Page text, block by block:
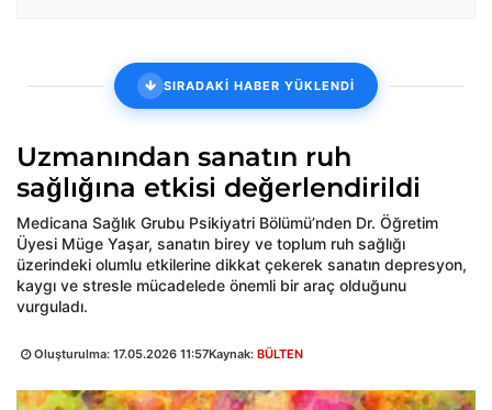
SIRADAKİ HABER YÜKLENDİ
Uzmanından sanatın ruh
sağlığına etkisi değerlendirildi
Medicana Sağlık Grubu Psikiyatri Bölümü’nden Dr. Öğretim
Üyesi Müge Yaşar, sanatın birey ve toplum ruh sağlığı
üzerindeki olumlu etkilerine dikkat çekerek sanatın depresyon,
kaygı ve stresle mücadelede önemli bir araç olduğunu
vurguladı.
Oluşturulma: 17.05.2026 11:57Kaynak: BÜLTEN